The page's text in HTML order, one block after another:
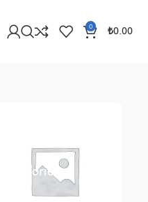
0 ₺0.00
Accessories